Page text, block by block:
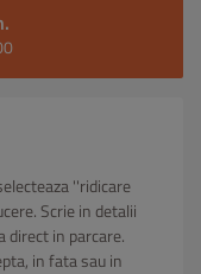
''ridicare
Scrie in detalii
direct in parcare.
in fata sau in